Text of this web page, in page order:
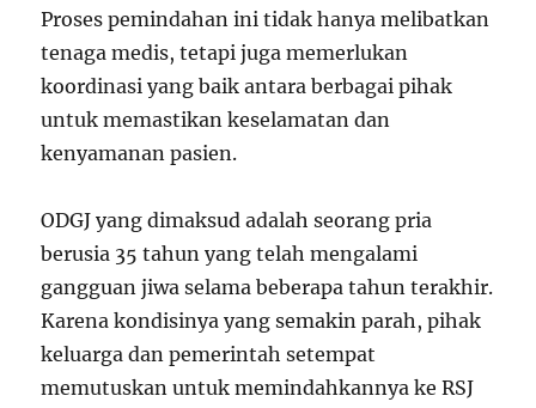
Proses pemindahan ini tidak hanya melibatkan
tenaga medis, tetapi juga memerlukan
koordinasi yang baik antara berbagai pihak
untuk memastikan keselamatan dan
kenyamanan pasien.
ODGJ yang dimaksud adalah seorang pria
berusia 35 tahun yang telah mengalami
gangguan jiwa selama beberapa tahun terakhir.
Karena kondisinya yang semakin parah, pihak
keluarga dan pemerintah setempat
memutuskan untuk memindahkannya ke RSJ